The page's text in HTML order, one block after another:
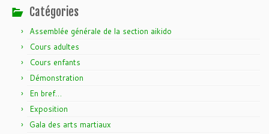
Catégories
Assemblée générale de la section aikido
Cours adultes
Cours enfants
Démonstration
En bref…
Exposition
Gala des arts martiaux